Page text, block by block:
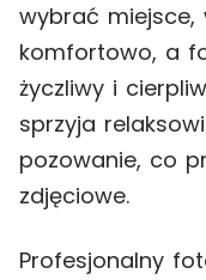
wybrać miejsce,
komfortowo, a
życzliwy i
sprzyja
pozowanie, co
zdjęciowe.
Profesjonalny